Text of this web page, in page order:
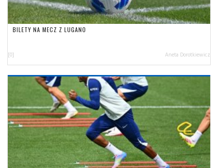
BILETY NA MECZ Z LUGANO
[0] Aneta Dorotkiewicz